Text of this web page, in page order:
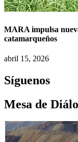
MARA impulsa
catamarqueños
abril 15, 2026
Síguenos
Mesa de